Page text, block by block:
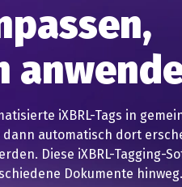
iXBRL-Tags in
automatisch dort
Diese iXBRL-Tagging-
Dokumente hinweg.